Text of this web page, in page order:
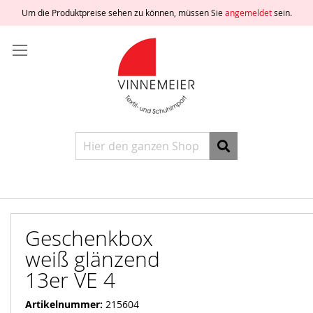
Um die Produktpreise sehen zu können, müssen Sieangemeldetsein.
zum
Inhalt
Suche
freischalten
erstellen
Geschenkbox
weiß glänzend
13er VE 4
Artikelnummer 215604